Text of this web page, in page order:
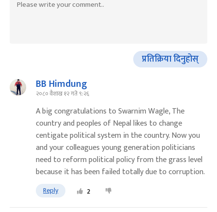
प्रतिक्रिया दिनुहोस्
BB Himdung
२०८० वैशाख १२ गते ९:२६
A big congratulations to Swarnim Wagle, The
country and peoples of Nepal likes to change
centigate political system in the country. Now you
and your colleagues young generation politicians
need to reform political policy from the grass level
because it has been failed totally due to corruption.
Reply 2